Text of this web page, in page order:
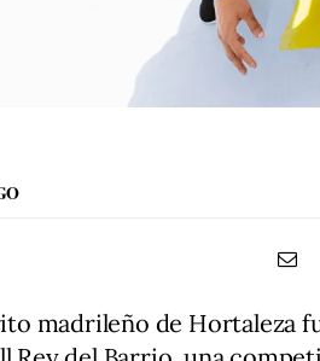
madrileño de Hortaleza